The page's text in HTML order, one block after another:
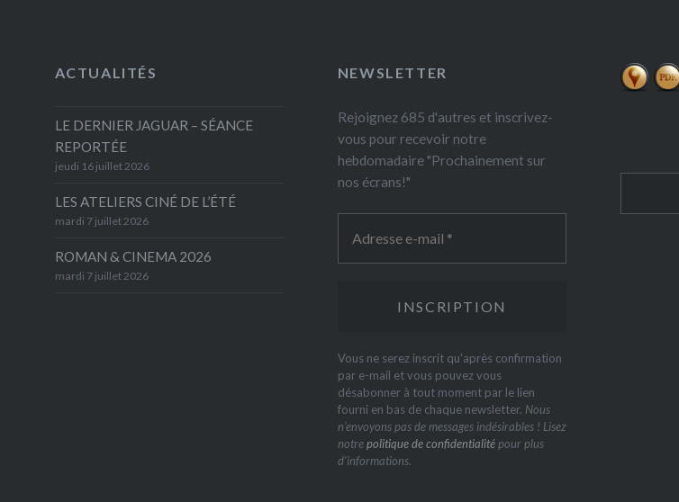
ACTUALITÉS
LE DERNIER JAGUAR – SÉANCE
REPORTÉE
jeudi 16 juillet 2026
LES ATELIERS CINÉ DE L’ÉTÉ
mardi 7 juillet 2026
ROMAN & CINEMA 2026
mardi 7 juillet 2026
NEWSLETTER
Rejoignez 685 d'autres et inscrivez-
vous pour recevoir notre
hebdomadaire "Prochainement sur
nos écrans!"
Vous ne serez inscrit qu'après confirmation
par e-mail et vous pouvez vous
désabonner à tout moment par le lien
fourni en bas de chaque newsletter. Nous
n’envoyons pas de messages indésirables ! Lisez
notrepolitique de confidentialitépour plus
d’informations.